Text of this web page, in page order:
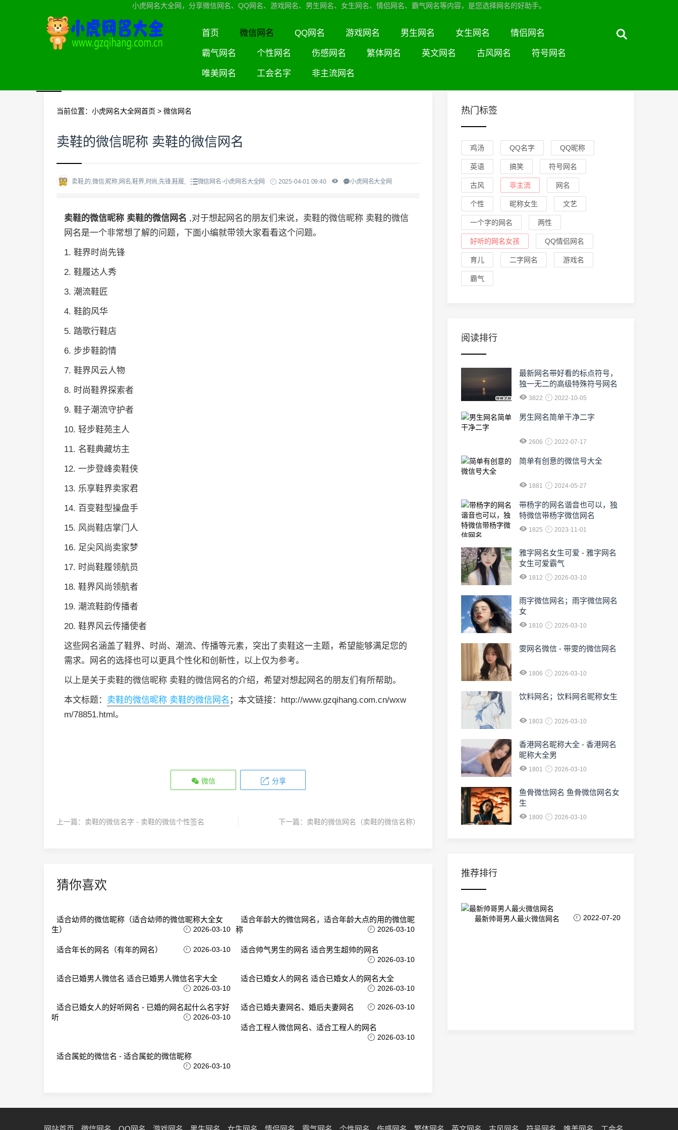
小虎网名大全网，分享微信网名、QQ网名、游戏网名、男生网名、女生网名、情侣网名、霸气网名等内容，是您选择网名的好助手。
首页 微信网名 QQ网名 游戏网名 男生网名 女生网名 情侣网名
霸气网名 个性网名 伤感网名 繁体网名 英文网名 古风网名 符号网名
唯美网名 工会名字 非主流网名
当前位置： 小虎网名大全网首页 > 微信网名
卖鞋的微信昵称 卖鞋的微信网名
卖鞋,的,微信,昵称,网名,鞋界,时尚,先锋,鞋履, 微信网名-小虎网名大全网 2025-04-01 09:40 小虎网名大全网
卖鞋的微信昵称 卖鞋的微信网名 ,对于想起网名的朋友们来说，卖鞋的微信昵称 卖鞋的微信
网名是一个非常想了解的问题，下面小编就带领大家看看这个问题。
1. 鞋界时尚先锋
2. 鞋履达人秀
3. 潮流鞋匠
4. 鞋韵风华
5. 踏歌行鞋店
6. 步步鞋韵情
7. 鞋界风云人物
8. 时尚鞋界探索者
9. 鞋子潮流守护者
10. 轻步鞋苑主人
11. 名鞋典藏坊主
12. 一步登峰卖鞋侠
13. 乐享鞋界卖家君
14. 百变鞋型操盘手
15. 风尚鞋店掌门人
16. 足尖风尚卖家梦
17. 时尚鞋履领航员
18. 鞋界风尚领航者
19. 潮流鞋韵传播者
20. 鞋界风云传播使者
这些网名涵盖了鞋界、时尚、潮流、传播等元素，突出了卖鞋这一主题，希望能够满足您的
需求。网名的选择也可以更具个性化和创新性，以上仅为参考。
以上是关于卖鞋的微信昵称 卖鞋的微信网名的介绍，希望对想起网名的朋友们有所帮助。
本文标题： 卖鞋的微信昵称 卖鞋的微信网名 ；本文链接：http://www.gzqihang.com.cn/wxw
m/78851.html。
微信 分享
上一篇： 卖鞋的微信名字 - 卖鞋的微信个性签名 下一篇： 卖鞋的微信网名（卖鞋的微信名称）
猜你喜欢
适合幼师的微信昵称（适合幼师的微信昵称大全女
生）
2026-03-10
适合年龄大的微信网名，适合年龄大点的用的微信昵
称
2026-03-10
适合年长的网名（有年的网名） 2026-03-10 适合帅气男生的网名 适合男生超帅的网名
2026-03-10
适合已婚男人微信名 适合已婚男人微信名字大全
2026-03-10
适合已婚女人的网名 适合已婚女人的网名大全
2026-03-10
适合已婚女人的好听网名 - 已婚的网名起什么名字好
听
2026-03-10
适合已婚夫妻网名、婚后夫妻网名 2026-03-10
适合工程人微信网名、适合工程人的网名
2026-03-10
适合属蛇的微信名 - 适合属蛇的微信昵称
2026-03-10
热门标签
鸡汤 QQ名字 QQ昵称
英语 搞笑 符号网名
古风 非主流 网名
个性 昵称女生 文艺
一个字的网名 两性
好听的网名女孩 QQ情侣网名
育儿 二字网名 游戏名
霸气
阅读排行
最新网名带好看的标点符号，
独一无二的高级特殊符号网名
3822 2022-10-05
男生网名简单干净二字
2606 2022-07-17
简单有创意的微信号大全
1881 2024-05-27
​带杨字的网名谐音也可以，独
特微信带杨字微信网名
1825 2023-11-01
雅字网名女生可爱 - 雅字网名
女生可爱霸气
1812 2026-03-10
雨字微信网名；雨字微信网名
女
1810 2026-03-10
雯网名微信 - 带雯的微信网名
1806 2026-03-10
饮料网名；饮料网名昵称女生
1803 2026-03-10
香港网名昵称大全 - 香港网名
昵称大全男
1801 2026-03-10
鱼骨微信网名 鱼骨微信网名女
生
1800 2026-03-10
推荐排行
最新帅哥男人最火微信网名 2022-07-20